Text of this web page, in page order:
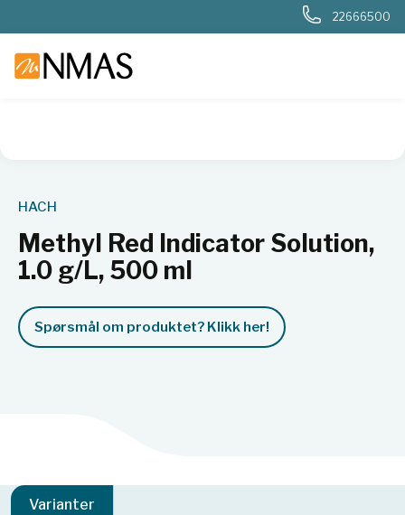
22666500
HACH
Methyl Red Indicator Solution,
1.0 g/L, 500 ml
Spørsmål om produktet? Klikk her!
Varianter